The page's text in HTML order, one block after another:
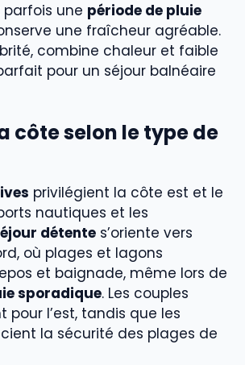
une période de pluie
une fraîcheur agréable.
combine chaleur et faible
pour un séjour balnéaire
côte selon le type de
privilégient la côte est et le
nautiques et les
détente s’oriente vers
où plages et lagons
et baignade, même lors de
sporadique. Les couples
pour l’est, tandis que les
la sécurité des plages de